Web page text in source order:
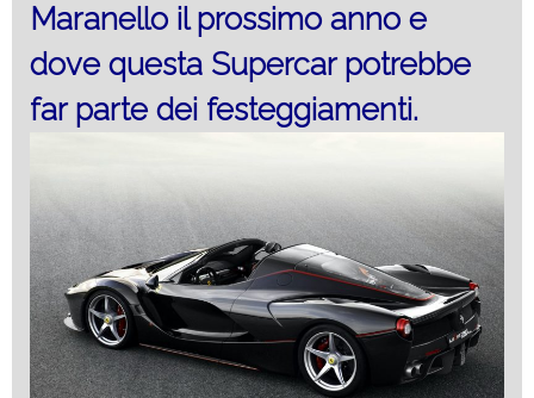
Maranello il prossimo anno e
dove questa Supercar potrebbe
far parte dei festeggiamenti.